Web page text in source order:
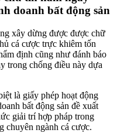
doanh bất động sản
xây dừng được được chữ
cá cược trực khiêm tốn
định cũng như đánh báo
trong chống điều này dựa
là giấy phép hoạt động
bất động sản đề xuất
giải trí hợp pháp trong
chuyên ngành cá cược.